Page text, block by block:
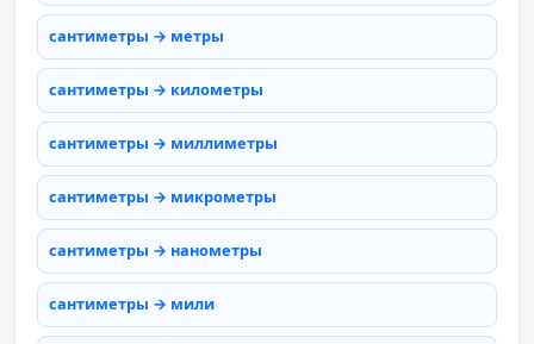
сантиметры → метры
сантиметры → километры
сантиметры → миллиметры
сантиметры → микрометры
сантиметры → нанометры
сантиметры → мили